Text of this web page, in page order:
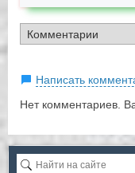
Написать
Нет комментариев.